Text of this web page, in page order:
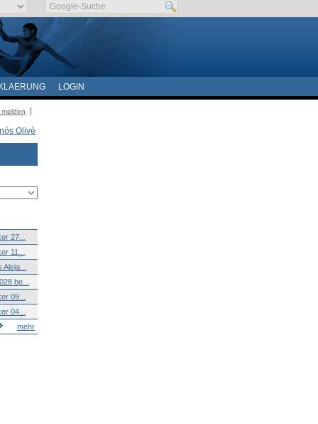
LOGIN
Olivé
27...
11...
be...
09...
04...
mehr